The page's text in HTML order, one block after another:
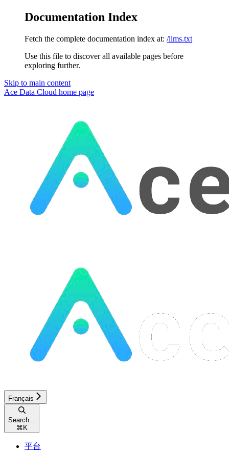
Documentation Index
Fetch the complete documentation index at: /llms.txt
Use this file to discover all available pages before
exploring further.
Skip to main content
Ace Data Cloud home page
Français
Search...
⌘ K
平台